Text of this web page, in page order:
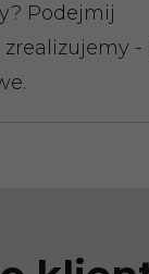
Podejmij
-